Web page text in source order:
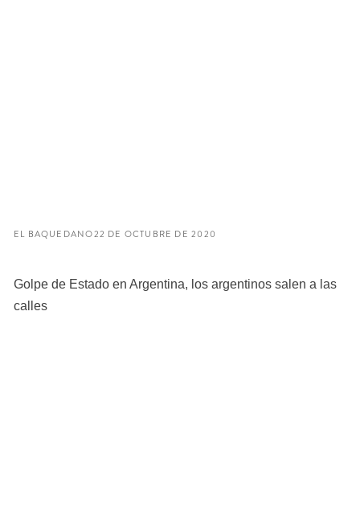
EL BAQUEDANO22 DE OCTUBRE DE 2020
Golpe de Estado en Argentina, los argentinos salen a las
calles